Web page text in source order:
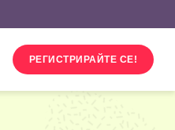
РЕГИСТРИРАЙТЕ СЕ!